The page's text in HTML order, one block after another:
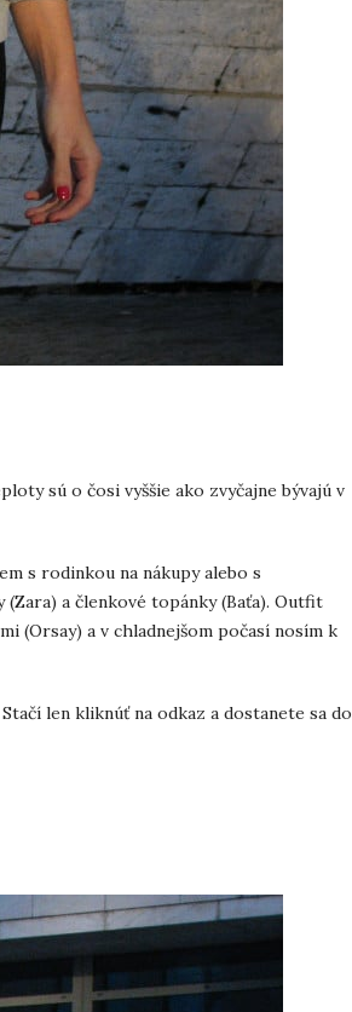
sú o čosi vyššie ako zvyčajne bývajú v
s rodinkou na nákupy alebo s
a členkové topánky (Baťa). Outfit
(Orsay) a v chladnejšom počasí nosím k
len kliknúť na odkaz a dostanete sa do